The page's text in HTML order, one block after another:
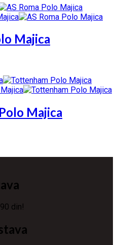
Majica
Majica
din!